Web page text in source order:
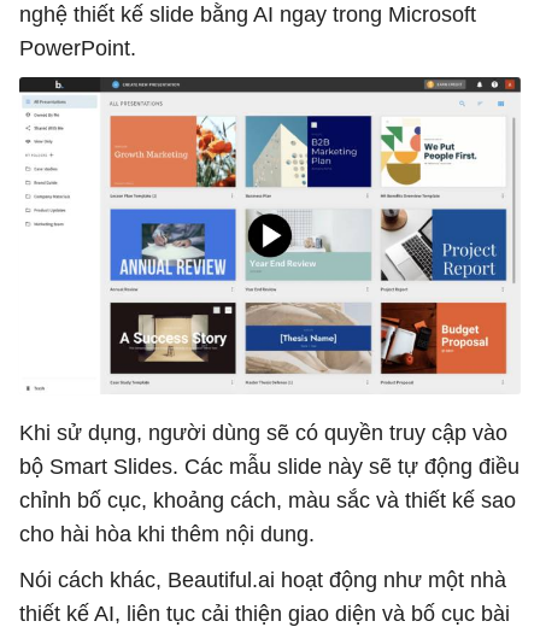
nghệ thiết kế slide bằng AI ngay trong Microsoft
PowerPoint.
Khi sử dụng, người dùng sẽ có quyền truy cập vào
bộ Smart Slides. Các mẫu slide này sẽ tự động điều
chỉnh bố cục, khoảng cách, màu sắc và thiết kế sao
cho hài hòa khi thêm nội dung.
Nói cách khác, Beautiful.ai hoạt động như một nhà
thiết kế AI, liên tục cải thiện giao diện và bố cục bài